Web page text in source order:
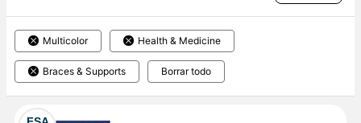
Multicolor Health & Medicine
Braces & Supports Borrar todo